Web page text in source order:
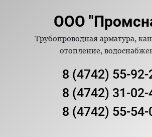
ООО
Трубопроводная арматура,
отопление,
8 (4742) 55-92-
8 (4742) 31-02-
8 (4742) 55-54-